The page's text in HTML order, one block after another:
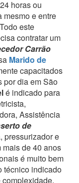
horas ou
mesmo e entre
Todo este
contratar um
Carrão
Marido de
capacitados
por dia em São
é indicado para
Assistência
de
pressurizador e
mais de 40 anos
é muito bem
técnico indicado